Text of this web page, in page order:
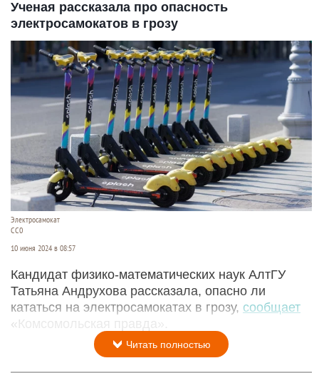
Ученая рассказала про опасность
электросамокатов в грозу
Электросамокат
СС0
10 июня 2024 в 08:57
Кандидат физико-математических наук АлтГУ
Татьяна Андрухова рассказала, опасно ли
кататься на электросамокатах в грозу, сообщает
«Комсомольская правда».
Читать полностью